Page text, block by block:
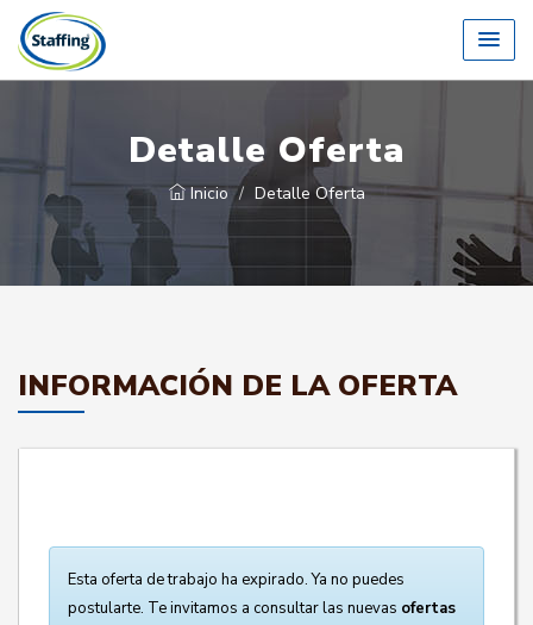
Detalle Oferta
Inicio Detalle Oferta
INFORMACIÓN DE LA OFERTA
Esta oferta de trabajo ha expirado. Ya no puedes
postularte. Te invitamos a consultar las nuevas ofertas